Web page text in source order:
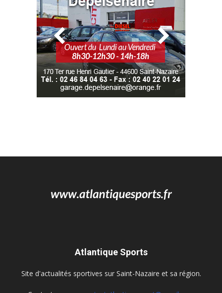
Atlantique Sports
Site d'actualités sportives sur Saint-Nazaire et sa région.